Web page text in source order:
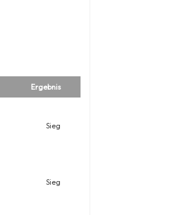
Ergebnis
Sieg
Sieg